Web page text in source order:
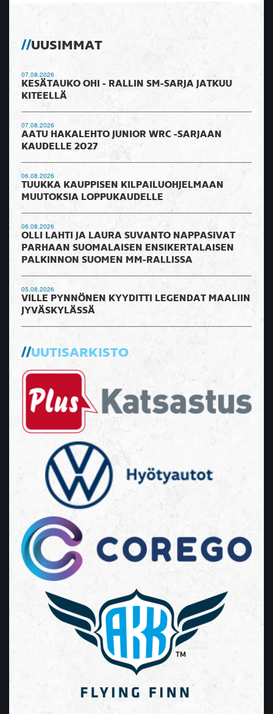
UUSIMMAT
07.08.2026
KESÄTAUKO OHI - RALLIN SM-SARJA JATKUU
KITEELLÄ
07.08.2026
AATU HAKALEHTO JUNIOR WRC -SARJAAN
KAUDELLE 2027
06.08.2026
TUUKKA KAUPPISEN KILPAILUOHJELMAAN
MUUTOKSIA LOPPUKAUDELLE
06.08.2026
OLLI LAHTI JA LAURA SUVANTO NAPPASIVAT
PARHAAN SUOMALAISEN ENSIKERTALAISEN
PALKINNON SUOMEN MM-RALLISSA
05.08.2026
VILLE PYNNÖNEN KYYDITTI LEGENDAT MAALIIN
JYVÄSKYLÄSSÄ
UUTISARKISTO